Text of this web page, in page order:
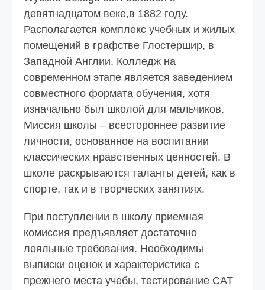
девятнадцатом веке,в 1882 году.
Располагается комплекс учебных и жилых
помещений в графстве Глостершир, в
Западной Англии. Колледж на
современном этапе является заведением
совместного формата обучения, хотя
изначально был школой для мальчиков.
Миссия школы – всестороннее развитие
личности, основанное на воспитании
классических нравственных ценностей. В
школе раскрываются таланты детей, как в
спорте, так и в творческих занятиях.
При поступлении в школу приемная
комиссия предъявляет достаточно
лояльные требования. Необходимы
выписки оценок и характеристика с
прежнего места учебы, тестирование САТ